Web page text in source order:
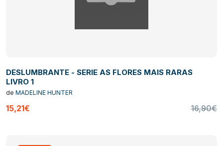
DESLUMBRANTE - SERIE AS FLORES MAIS RARAS
LIVRO 1
de MADELINE HUNTER
15,21€ 16,90€